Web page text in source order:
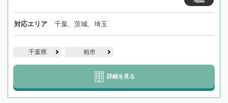
対応エリア 千葉、茨城、埼玉
千葉県 柏市
詳細を見る